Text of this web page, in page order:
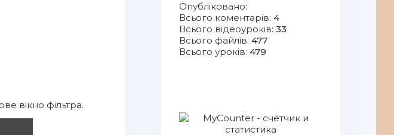
вікно фільтра.
Опубліковано:
Всього коментарів: 4
Всього відеоуроків: 33
Всього файлів: 477
Всього уроків: 479